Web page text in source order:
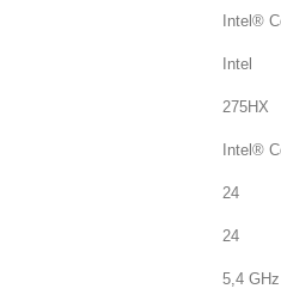
Intel®
Intel
275HX
Intel®
24
24
5,4 GHz